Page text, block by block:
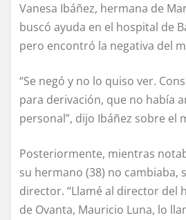
Vanesa Ibáñez, hermana de
buscó ayuda en el hospital de
pero encontró la negativa del
“Se negó y no lo quiso ver.
para derivación, que no había
personal”, dijo Ibáñez sobre el
Posteriormente, mientras
su hermano (38) no cambiaba,
director. “Llamé al director del
de Ovanta, Mauricio Luna, lo